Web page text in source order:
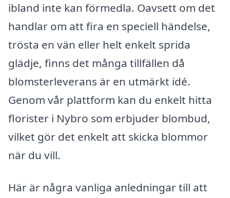
ibland inte kan förmedla. Oavsett om det
handlar om att fira en speciell händelse,
trösta en vän eller helt enkelt sprida
glädje, finns det många tillfällen då
blomsterleverans är en utmärkt idé.
Genom vår plattform kan du enkelt hitta
florister i Nybro som erbjuder blombud,
vilket gör det enkelt att skicka blommor
när du vill.
Här är några vanliga anledningar till att